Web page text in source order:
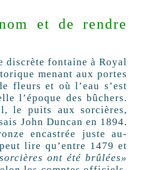
et de rendre
discrète fontaine à Royal
menant aux portes
fleurs et où l’eau s’est
l’époque des bûchers.
le puits aux sorcières,
John Duncan en 1894.
encastrée juste au-
lire qu’entre 1479 et
ont été brûlées»